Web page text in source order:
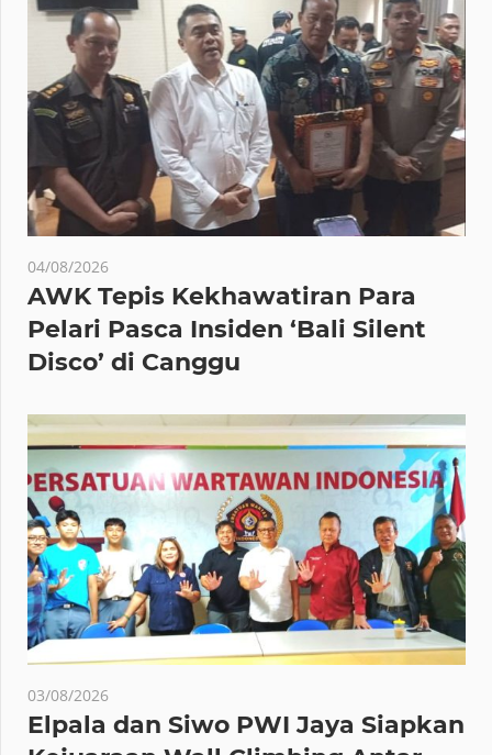
04/08/2026
AWK Tepis Kekhawatiran Para
Pelari Pasca Insiden ‘Bali Silent
Disco’ di Canggu
03/08/2026
Elpala dan Siwo PWI Jaya Siapkan